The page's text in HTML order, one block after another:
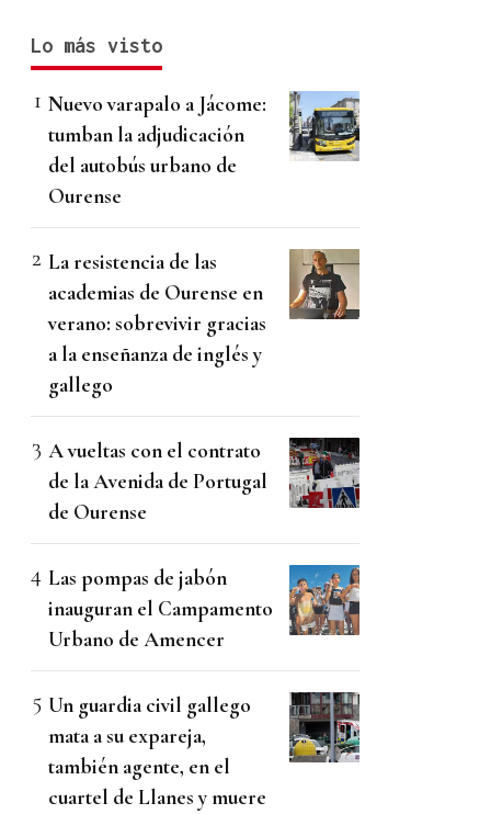
Lo más visto
Nuevo varapalo a Jácome:
tumban la adjudicación
del autobús urbano de
Ourense
La resistencia de las
academias de Ourense en
verano: sobrevivir gracias
a la enseñanza de inglés y
gallego
A vueltas con el contrato
de la Avenida de Portugal
de Ourense
Las pompas de jabón
inauguran el Campamento
Urbano de Amencer
Un guardia civil gallego
mata a su expareja,
también agente, en el
cuartel de Llanes y muere